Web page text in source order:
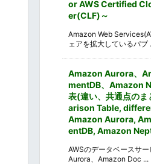
or AWS Certified
er(CLF)～
Amazon Web
ェアを拡大しているパブ
Amazon Aurora、
mentDB、Amazon
表(違い、共通点の
arison Table,
Amazon Aurora,
entDB, Amazon
AWSのデータベースサ
Aurora、Amazon Doc ...